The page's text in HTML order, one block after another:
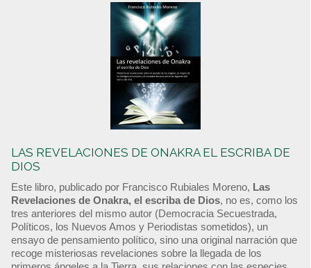
LAS REVELACIONES DE ONAKRA EL ESCRIBA DE
DIOS
Este libro, publicado por Francisco Rubiales Moreno, Las
Revelaciones de Onakra, el escriba de Dios, no es, como los
tres anteriores del mismo autor (Democracia Secuestrada,
Políticos, los Nuevos Amos y Periodistas sometidos), un
ensayo de pensamiento político, sino una original narración que
recoge misteriosas revelaciones sobre la llegada de los